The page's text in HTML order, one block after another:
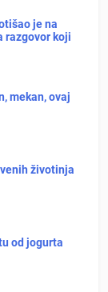
je na
razgovor koji
mekan, ovaj
životinja
od jogurta